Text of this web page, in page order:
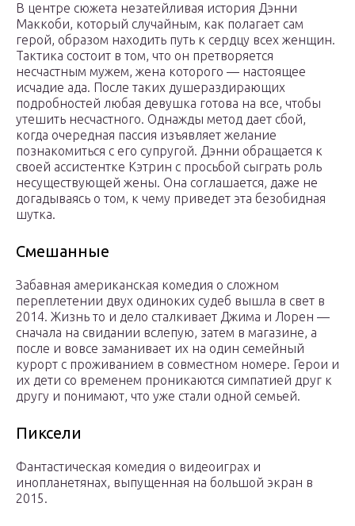
В центре сюжета незатейливая история Дэнни
Маккоби, который случайным, как полагает сам
герой, образом находить путь к сердцу всех женщин.
Тактика состоит в том, что он претворяется
несчастным мужем, жена которого — настоящее
исчадие ада. После таких душераздирающих
подробностей любая девушка готова на все, чтобы
утешить несчастного. Однажды метод дает сбой,
когда очередная пассия изъявляет желание
познакомиться с его супругой. Дэнни обращается к
своей ассистентке Кэтрин с просьбой сыграть роль
несуществующей жены. Она соглашается, даже не
догадываясь о том, к чему приведет эта безобидная
шутка.
Смешанные
Забавная американская комедия о сложном
переплетении двух одиноких судеб вышла в свет в
2014. Жизнь то и дело сталкивает Джима и Лорен —
сначала на свидании вслепую, затем в магазине, а
после и вовсе заманивает их на один семейный
курорт с проживанием в совместном номере. Герои и
их дети со временем проникаются симпатией друг к
другу и понимают, что уже стали одной семьей.
Пиксели
Фантастическая комедия о видеоиграх и
инопланетянах, выпущенная на большой экран в
2015.